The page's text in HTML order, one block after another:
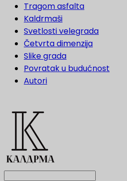
Tragom asfalta
Kaldrmaši
Svetlosti velegrada
Četvrta dimenzija
Slike grada
Povratak u budućnost
Autori